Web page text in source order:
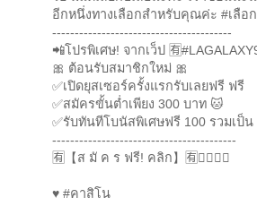
อีกหนึ่งทางเลือกสำหรับคุณค่ะ #เลือ
----------------------------------------
📲โปรพิเศษ! จากเว็ป
🎀 ต้อนรับสมาชิกใหม่ 🎀
✅เปิดยุสเซอร์ครั้งแรกรับเลยฟรี ฟรี
✅สมัครขั้นต่ำเพียง 300 บาท 🐱
✅รับทันทีโบนัสพิเศษฟรี 100 รวมเป็
-----------------------------------------
🈶【ส มั ค ร ฟรี! คลิก】🈶👇🏻👇🏻
♥️ #คาสิโน